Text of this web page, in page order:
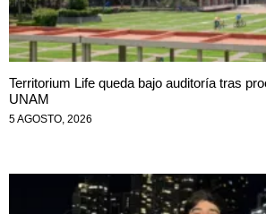
Territorium Life queda bajo auditoría tras
UNAM
5 AGOSTO, 2026